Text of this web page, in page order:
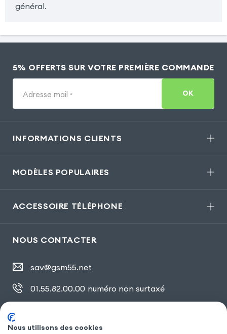
général.
5% OFFERTS SUR VOTRE PREMIÈRE COMMANDE
Adresse mail * OK
INFORMATIONS CLIENTS
MODÈLES POPULAIRES
ACCESSOIRE TÉLÉPHONE
NOUS CONTACTER
sav@gsm55.net
01.55.82.00.00 numéro non surtaxé
Nous utilisons des cookies